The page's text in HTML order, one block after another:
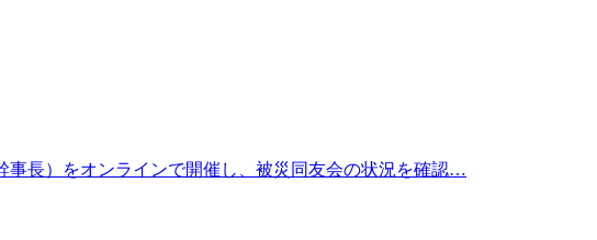
長）をオンラインで開催し、被災同友会の状況を確認…